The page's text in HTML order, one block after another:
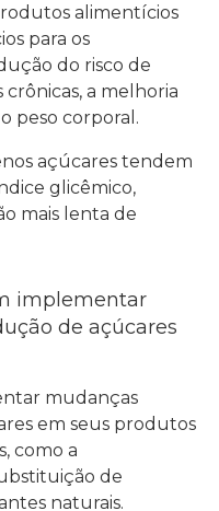
alimentícios
para os
do risco de
a melhoria
peso corporal.
açúcares tendem
glicêmico,
mais lenta de
implementar
de açúcares
mudanças
em seus produtos
como a
de
naturais.